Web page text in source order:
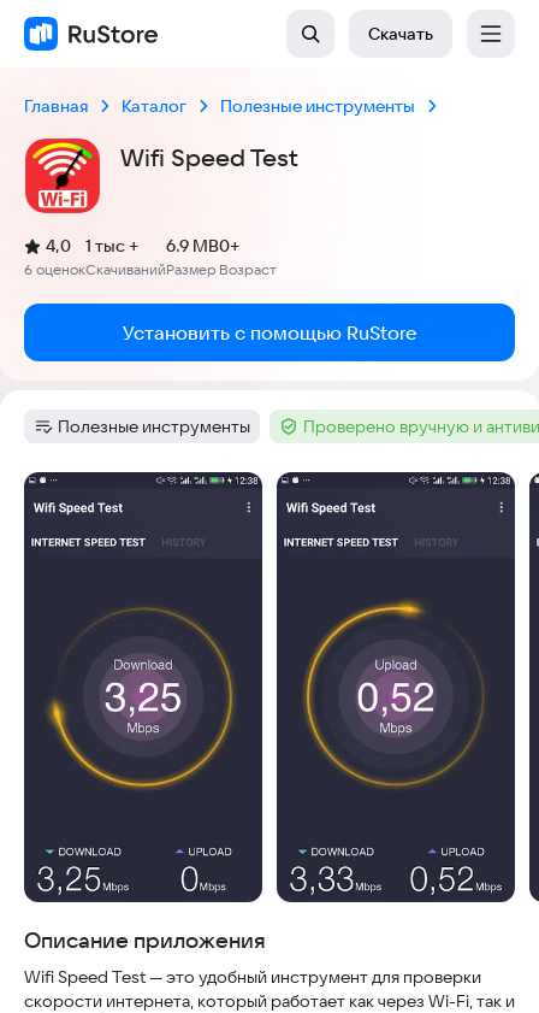
Скачать
Главная Каталог Полезные инструменты
Wifi Speed Test
Рейтинг:
4,0
(
6 оценок
)
Скачиваний
1 тыс +
Размер
6.9 MB
Возраст
0+
Установить с помощью RuStore
Категория:
Полезные инструменты Тег :Проверено вручную и
Скриншоты
Описание приложения
Wifi Speed Test — это удобный инструмент для проверки
скорости интернета, который работает как через Wi-Fi, так и